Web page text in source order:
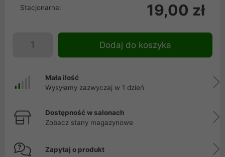
Stacjonarna: 19,00 zł
Dodaj do koszyka
Mała ilość
Wysyłamy zazwyczaj w 1 dzień
Dostępność w salonach
Zobacz stany magazynowe
Zapytaj o produkt